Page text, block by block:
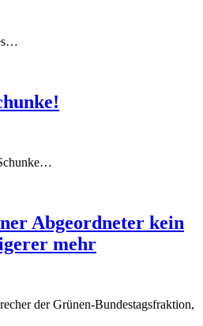
Abgeordneter kein
mehr
der Grünen-Bundestagsfraktion,